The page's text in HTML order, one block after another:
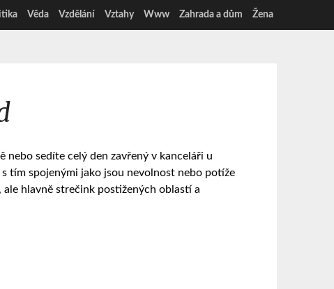
Věda Vzdělání Vztahy Www Zahrada a dům Žena
nebo sedíte celý den zavřený v kanceláři u
tím spojenými jako jsou nevolnost nebo potíže
hlavně strečink postižených oblastí a